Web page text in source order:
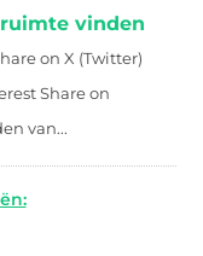
vinden
on X (Twitter)
Share on
van...